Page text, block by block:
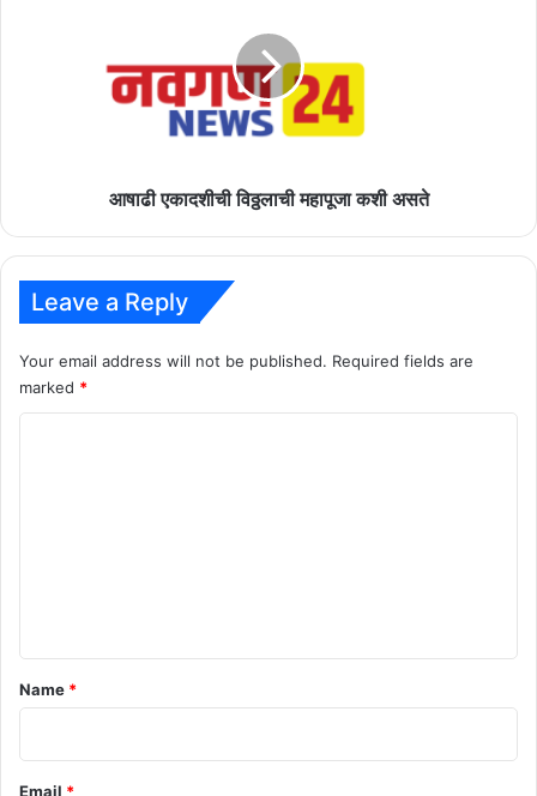
आषाढी एकादशीची विठ्ठलाची महापूजा कशी असते
Leave a Reply
Your email address will not be published. Required fields are
marked *
*
Name *
Email *